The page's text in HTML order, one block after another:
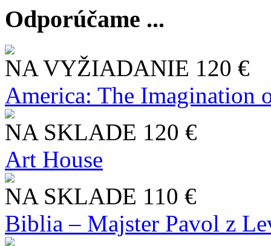
Odporúčame ...
NA VYŽIADANIE 120 €
America: The Imagination
NA SKLADE 120 €
Art House
NA SKLADE 110 €
Biblia – Majster Pavol z